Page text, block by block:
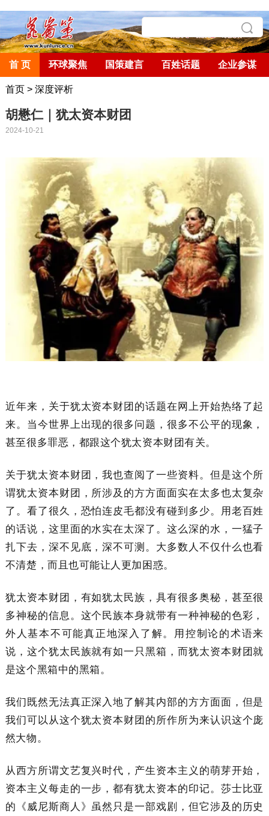
首 页 环球聚焦 国策建言 百姓话题 企业参谋
首页> 深度评析
胡懋仁｜犹太资本财团
2024-10-21
近年来，关于犹太资本财团的话题在网上开始热络了起
来。当今世界上出现的很多问题，很多不公平的现象，
甚至很多罪恶，都跟这个犹太资本财团有关。
关于犹太资本财团，我也查阅了一些资料。但是这个所
谓犹太资本财团，所涉及的方方面面实在太多也太复杂
了。看了很久，恐怕连皮毛都没有碰到多少。用老百姓
的话说，这里面的水实在太深了。这么深的水，一猛子
扎下去，深不见底，深不可测。大多数人不仅什么也看
不清楚，而且也可能让人更加困惑。
犹太资本财团，有如犹太民族，具有很多奥秘，甚至很
多神秘的信息。这个民族本身就带有一种神秘的色彩，
外人基本不可能真正地深入了解。用控制论的术语来
说，这个犹太民族就有如一只黑箱，而犹太资本财团就
是这个黑箱中的黑箱。
我们既然无法真正深入地了解其内部的方方面面，但是
我们可以从这个犹太资本财团的所作所为来认识这个庞
然大物。
从西方所谓文艺复兴时代，产生资本主义的萌芽开始，
资本主义每走的一步，都有犹太资本的印记。莎士比亚
的《威尼斯商人》虽然只是一部戏剧，但它涉及的历史